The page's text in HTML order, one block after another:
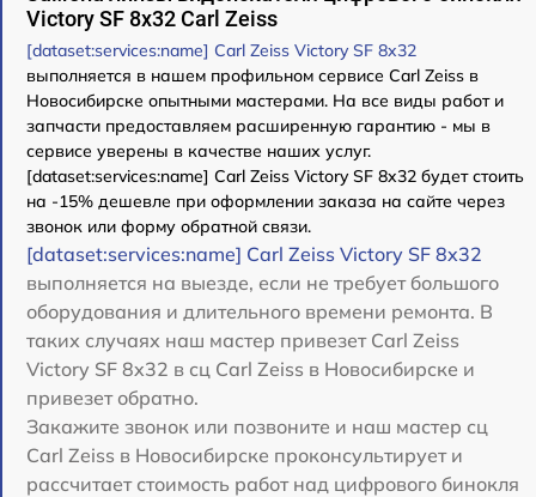
Victory SF 8x32 Carl Zeiss
[dataset:services:name] Carl Zeiss Victory SF 8x32
выполняется в нашем профильном сервисе Carl Zeiss в
Новосибирске опытными мастерами. На все виды работ и
запчасти предоставляем расширенную гарантию - мы в
сервисе уверены в качестве наших услуг.
[dataset:services:name] Carl Zeiss Victory SF 8x32 будет стоить
на -15% дешевле при оформлении заказа на сайте через
звонок или форму обратной связи.
[dataset:services:name] Carl Zeiss Victory SF 8x32
выполняется на выезде, если не требует большого
оборудования и длительного времени ремонта. В
таких случаях наш мастер привезет Carl Zeiss
Victory SF 8x32 в сц Carl Zeiss в Новосибирске и
привезет обратно.
Закажите звонок или позвоните и наш мастер сц
Carl Zeiss в Новосибирске проконсультирует и
рассчитает стоимость работ над цифрового бинокля